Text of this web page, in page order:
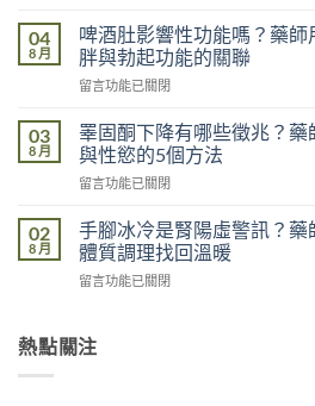
能
是
真
的
藥
師
門
真
實
案
析
睡
菸
影
響
性
能
是
真
的
藥
師
門
實
04
8 月
啤酒肚影響性功能嗎？藥
胖與勃起功能的關聯
在
酒
肚
影
響
功
能
嗎？
藥
門
留言功能已關閉
03
8 月
睪固酮下降有哪些徵兆？
與性慾的5個方法
在
固
酮
下
降
些
留言功能已關閉
02
8 月
手腳冰冷是腎陽虛警訊？
體質調理找回溫暖
在
冰
冷
留言功能已關閉
熱點關注